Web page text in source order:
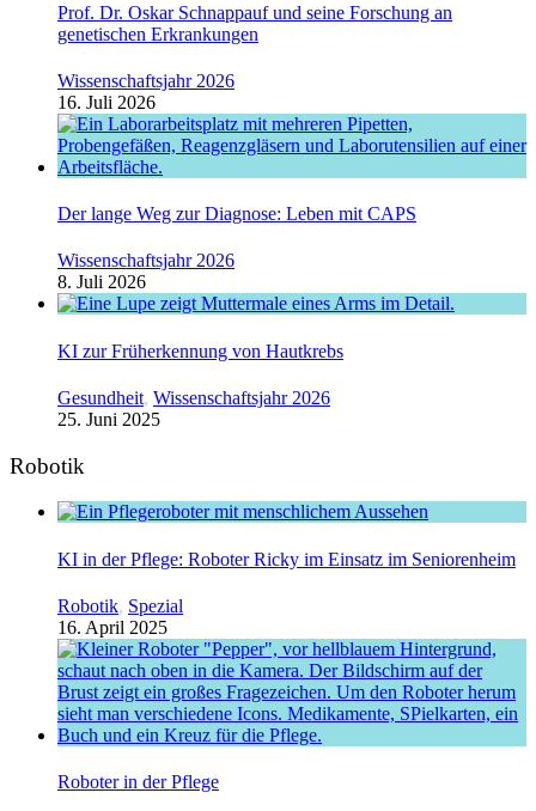
Prof. Dr. Oskar Schnappauf und seine Forschung an
genetischen Erkrankungen
Wissenschaftsjahr 2026
16. Juli 2026
Der lange Weg zur Diagnose: Leben mit CAPS
Wissenschaftsjahr 2026
8. Juli 2026
KI zur Früherkennung von Hautkrebs
Gesundheit, Wissenschaftsjahr 2026
25. Juni 2025
Robotik
KI in der Pflege: Roboter Ricky im Einsatz im Seniorenheim
Robotik, Spezial
16. April 2025
Roboter in der Pflege